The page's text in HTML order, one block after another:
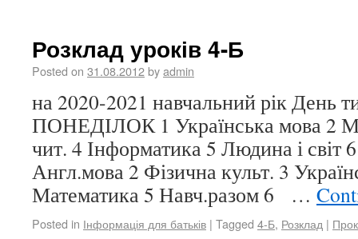
Розклад уроків 4-Б
Posted on 31.08.2012byadmin
на 2020-2021 навчальний рік День
ПОНЕДІЛОК 1 Українська мова 2
чит. 4 Інформатика 5 Людина і
Англ.мова 2 Фізична культ. 3
Математика 5 Навч.разом 6 …
Posted in Інформація для батьків | Tagged 4-Б, Розклад |